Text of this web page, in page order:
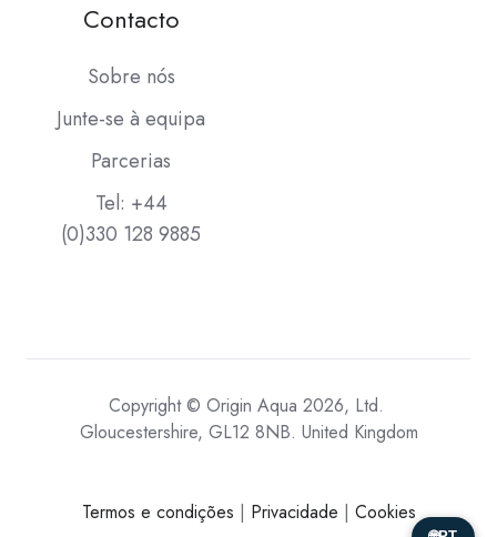
Contacto
Sobre nós
Junte-se à equipa
Parcerias
Tel: +44
(0)330 128 9885
Copyright © Origin Aqua 2026, Ltd.
Gloucestershire, GL12 8NB. United Kingdom
Termos e condições | Privacidade | Cookies